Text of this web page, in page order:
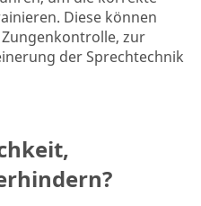
Diese können
zur
der Sprechtechnik